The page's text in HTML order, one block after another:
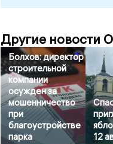
Другие новости
Болхов: директор
строительной
компании
осужден за
мошенничество
при
благоустройстве
парка
12